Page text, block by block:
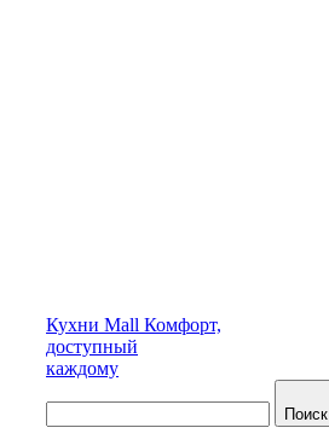
Кухни Mall Комфорт,
доступный
каждому
Поиск